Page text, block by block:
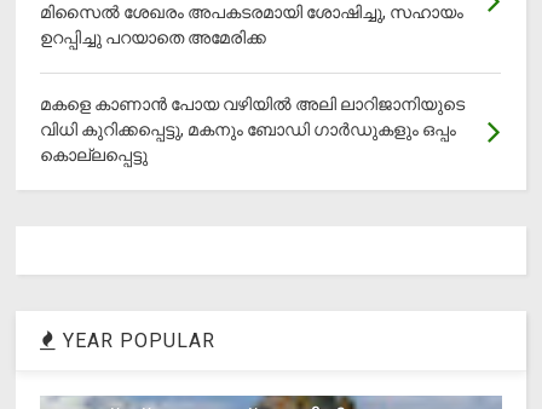
മിസൈല്‍ ശേഖരം അപകടരമായി ശോഷിച്ചു, സഹായം
ഉറപ്പിച്ചു പറയാതെ അമേരിക്ക
മകളെ കാണാന്‍ പോയ വഴിയില്‍ അലി ലാറിജാനിയുടെ
വിധി കുറിക്കപ്പെട്ടു, മകനും ബോഡി ഗാര്‍ഡുകളും ഒപ്പം
കൊല്ലപ്പെട്ടു
YEAR POPULAR